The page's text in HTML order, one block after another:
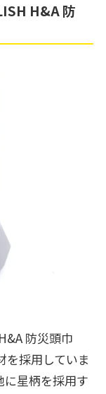
H&A防
防災頭巾
を採用していま
に星柄を採用す